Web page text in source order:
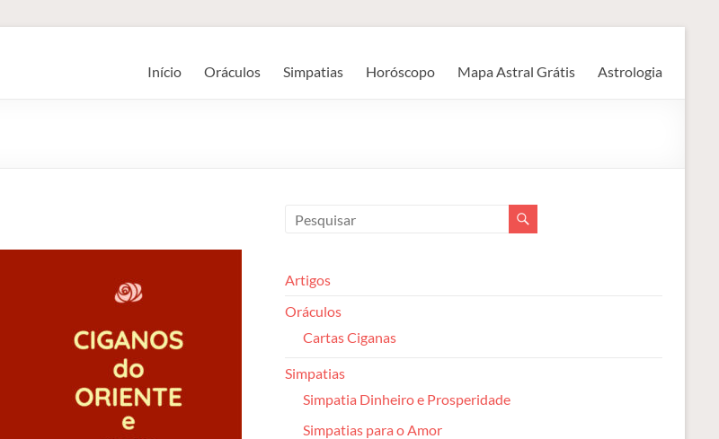
Início Oráculos Simpatias Horóscopo Mapa Astral Grátis Astrologia
Artigos
Oráculos
Cartas Ciganas
Simpatias
Simpatia Dinheiro e Prosperidade
Simpatias para o Amor